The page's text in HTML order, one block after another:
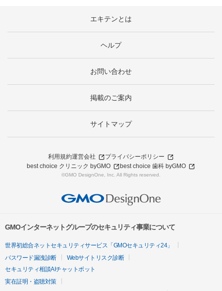
エキテンとは
ヘルプ
お問い合わせ
掲載のご案内
サイトマップ
利用規約運営会社
プライバシーポリシー
best choice クリニック byGMO
best choice 歯科 byGMO
©GMO DesignOne, Inc. All Rights reserved.
GMOインターネットグループのセキュリティ事業について
世界初総合ネットセキュリティサービス「GMOセキュリティ24」
パスワード漏洩診断
Webサイトリスク診断
セキュリティ相談AIチャットボット
実在証明・盗聴対策